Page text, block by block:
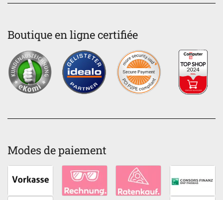
Boutique en ligne certifiée
Modes de paiement